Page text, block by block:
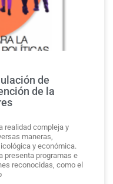
de
de la
realidad compleja y
maneras,
y económica.
presenta programas e
reconocidas, como el